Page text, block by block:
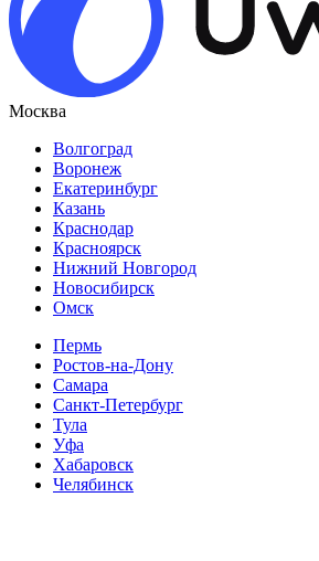
Москва
Волгоград
Воронеж
Екатеринбург
Казань
Краснодар
Красноярск
Нижний Новгород
Новосибирск
Омск
Пермь
Ростов-на-Дону
Самара
Санкт-Петербург
Тула
Уфа
Хабаровск
Челябинск